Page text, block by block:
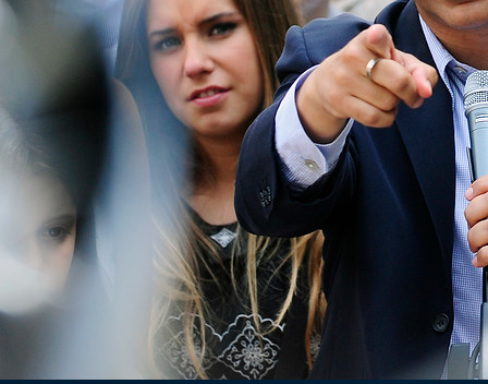
Los Inestables
Más de 100 Días
Efemérides
Cultura y Espectáculos
Del Fin del Mundo